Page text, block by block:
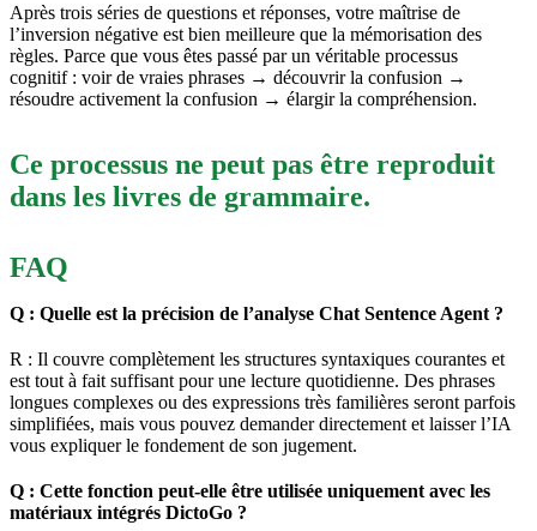
Après trois séries de questions et réponses, votre maîtrise de
l’inversion négative est bien meilleure que la mémorisation des
règles. Parce que vous êtes passé par un véritable processus
cognitif : voir de vraies phrases → découvrir la confusion →
résoudre activement la confusion → élargir la compréhension.
Ce processus ne peut pas être reproduit
dans les livres de grammaire.
FAQ
Q : Quelle est la précision de l’analyse Chat Sentence Agent ?
R : Il couvre complètement les structures syntaxiques courantes et
est tout à fait suffisant pour une lecture quotidienne. Des phrases
longues complexes ou des expressions très familières seront parfois
simplifiées, mais vous pouvez demander directement et laisser l’IA
vous expliquer le fondement de son jugement.
Q : Cette fonction peut-elle être utilisée uniquement avec les
matériaux intégrés DictoGo ?